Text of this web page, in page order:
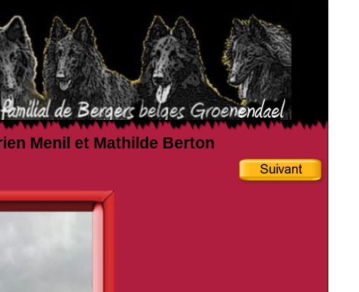
Menil et Mathilde Berton